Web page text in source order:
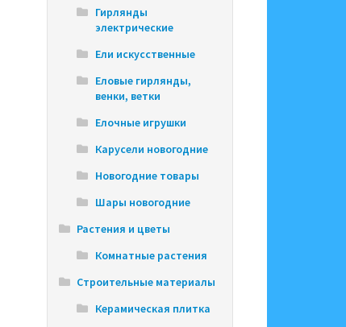
Гирлянды
электрические
Ели искусственные
Еловые гирлянды,
венки, ветки
Елочные игрушки
Карусели новогодние
Новогодние товары
Шары новогодние
Растения и цветы
Комнатные растения
Строительные материалы
Керамическая плитка